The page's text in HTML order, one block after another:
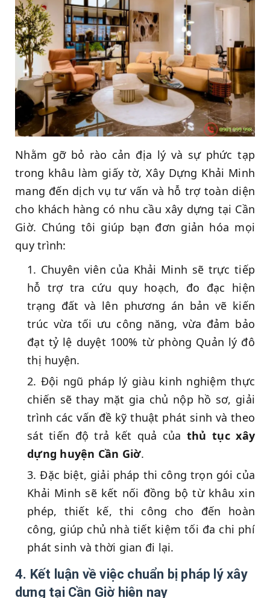
Nhằm gỡ bỏ rào cản địa lý và sự phức tạp
trong khâu làm giấy tờ, Xây Dựng Khải Minh
mang đến dịch vụ tư vấn và hỗ trợ toàn diện
cho khách hàng có nhu cầu xây dựng tại Cần
Giờ. Chúng tôi giúp bạn đơn giản hóa mọi
quy trình:
Chuyên viên của Khải Minh sẽ trực tiếp
hỗ trợ tra cứu quy hoạch, đo đạc hiện
trạng đất và lên phương án bản vẽ kiến
trúc vừa tối ưu công năng, vừa đảm bảo
đạt tỷ lệ duyệt 100% từ phòng Quản lý đô
thị huyện.
Đội ngũ pháp lý giàu kinh nghiệm thực
chiến sẽ thay mặt gia chủ nộp hồ sơ, giải
trình các vấn đề kỹ thuật phát sinh và theo
sát tiến độ trả kết quả của thủ tục xây
dựng huyện Cần Giờ.
Đặc biệt, giải pháp thi công trọn gói của
Khải Minh sẽ kết nối đồng bộ từ khâu xin
phép, thiết kế, thi công cho đến hoàn
công, giúp chủ nhà tiết kiệm tối đa chi phí
phát sinh và thời gian đi lại.
4. Kết luận về việc chuẩn bị pháp lý xây
dựng tại Cần Giờ hiện nay